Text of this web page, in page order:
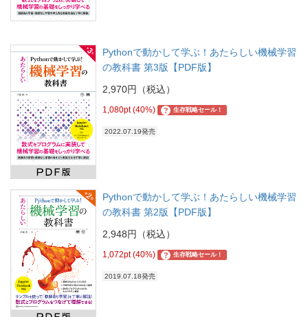
Pythonで動かして学ぶ！あたらしい機械学習
の教科書 第3版【PDF版】
2,970円（税込）
1,080pt (40%) ? 生存戦略セール！
2022.07.19発売
Pythonで動かして学ぶ！あたらしい機械学習
の教科書 第2版【PDF版】
2,948円（税込）
1,072pt (40%) ? 生存戦略セール！
2019.07.18発売